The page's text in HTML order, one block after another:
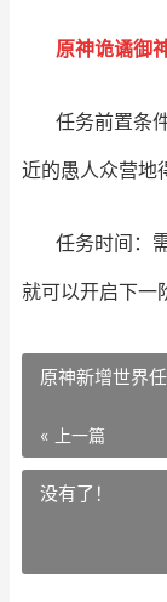
原神诡谲御
任务前置条
近的愚人众营地
任务时间：
就可以开启下一
原神新增世界
« 上一篇
没有了！